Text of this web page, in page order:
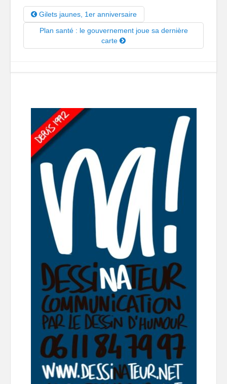
Gilets jaunes, 1er anniversaire
Plan santé : le gouvernement joue sa dernière
carte